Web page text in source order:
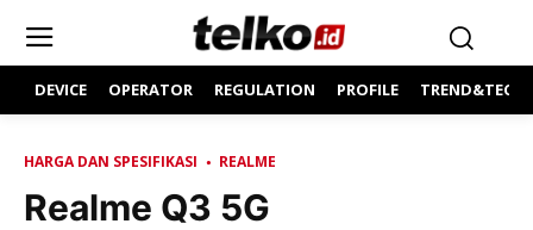
DEVICE OPERATOR REGULATION PROFILE
HARGA DAN SPESIFIKASI REALME
Realme Q3 5G